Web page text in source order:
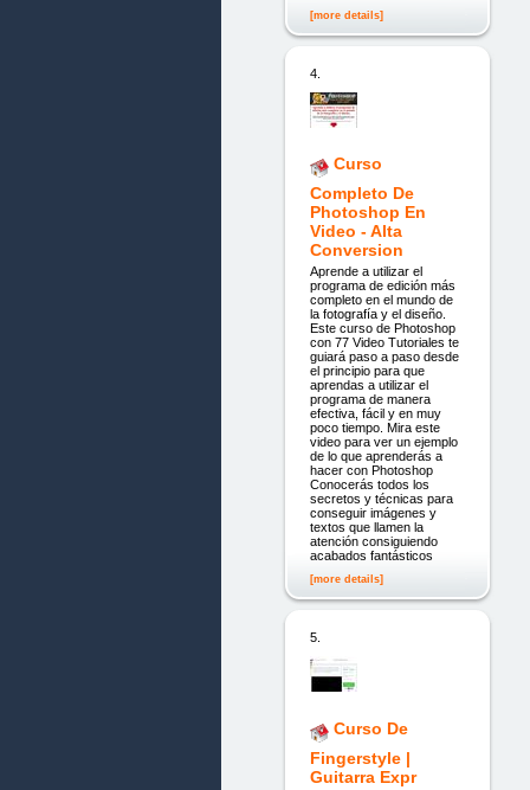
[more details]
4.
Curso
Completo De
Photoshop En
Video - Alta
Conversion
Aprende a utilizar el
programa de edición más
completo en el mundo de
la fotografía y el diseño.
Este curso de Photoshop
con 77 Video Tutoriales te
guiará paso a paso desde
el principio para que
aprendas a utilizar el
programa de manera
efectiva, fácil y en muy
poco tiempo. Mira este
video para ver un ejemplo
de lo que aprenderás a
hacer con Photoshop
Conocerás todos los
secretos y técnicas para
conseguir imágenes y
textos que llamen la
atención consiguiendo
acabados fantásticos
[more details]
5.
Curso De
Fingerstyle |
Guitarra Expr